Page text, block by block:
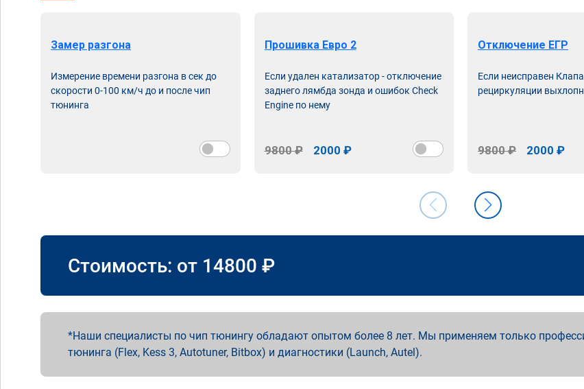
Замер разгона
Измерение времени разгона в сек до
скорости 0-100 км/ч до и после чип
тюнинга
Прошивка Евро 2
Если удален катализатор - отключение
заднего лямбда зонда и ошибок Check
Engine по нему
9800 ₽ 2000 ₽
Отключение ЕГР
Если неисправен
рециркуляции
9800 ₽ 2000 ₽
Стоимость: от 14800 ₽
Наши специалисты по чип тюнингу обладают опытом более 8 лет. Мы применяем только
тюнинга (Flex, Kess 3, Autotuner, Bitbox) и диагностики (Launch, Autel).